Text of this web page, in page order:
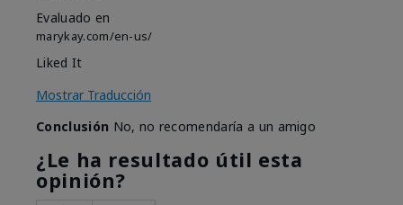
Evaluado en
marykay.com/en-us/
Liked It
Mostrar Traducción
Conclusión No, no recomendaría a un amigo
¿Le ha resultado útil esta
opinión?